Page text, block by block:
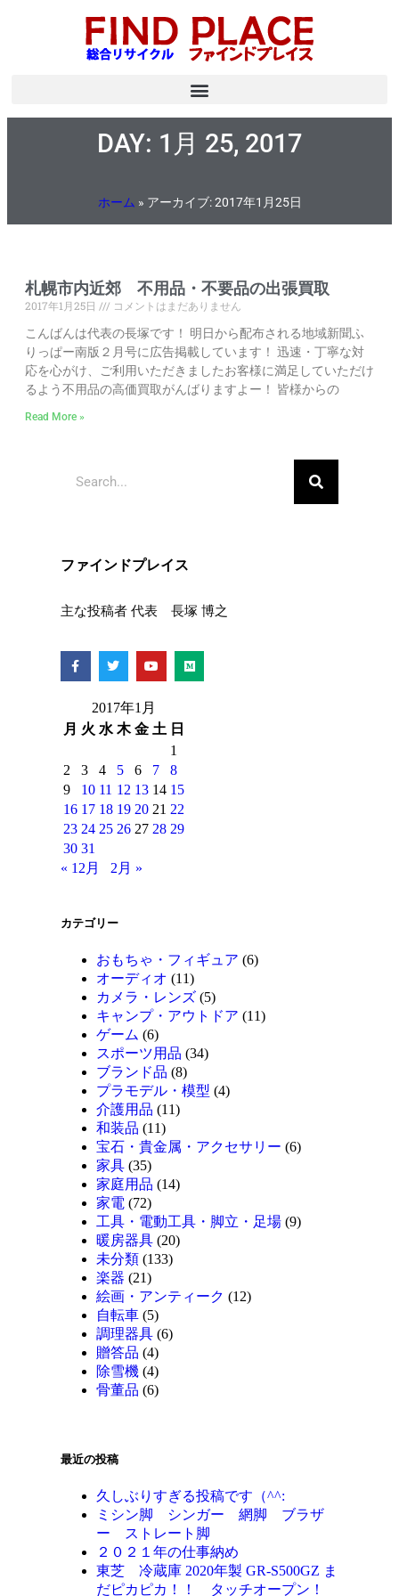
DAY: 1月 25, 2017
ホーム » アーカイブ: 2017年1月25日
札幌市内近郊 不用品・不要品の出張買取
2017年1月25日
コメントはまだありません
こんばんは代表の長塚です！ 明日から配布される地域新聞ふ
りっぱー南版２月号に広告掲載しています！ 迅速・丁寧な対
応を心がけ、ご利用いただきましたお客様に満足していただけ
るよう不用品の高価買取がんばりますよー！ 皆様からの
Read More »
ファインドプレイス
主な投稿者 代表 長塚 博之
2017年1月
月 火 水 木 金 土 日
1
2
3 4 5 6 7
8
9
10 11 12 13 14 15
16 17 18 19 20 21 22
23 24 25 26 27 28 29
30 31
« 12月
2月 »
カテゴリー
おもちゃ・フィギュア (6)
オーディオ (11)
カメラ・レンズ (5)
キャンプ・アウトドア (11)
ゲーム (6)
スポーツ用品 (34)
ブランド品 (8)
プラモデル・模型 (4)
介護用品 (11)
和装品 (11)
宝石・貴金属・アクセサリー (6)
家具 (35)
家庭用品 (14)
家電 (72)
工具・電動工具・脚立・足場 (9)
暖房器具 (20)
未分類 (133)
楽器 (21)
絵画・アンティーク (12)
自転車 (5)
調理器具 (6)
贈答品 (4)
除雪機 (4)
骨董品 (6)
最近の投稿
久しぶりすぎる投稿です（^^:
ミシン脚 シンガー 網脚 ブラザ
ー ストレート脚
２０２１年の仕事納め
東芝 冷蔵庫 2020年製 GR-S500GZ ま
だピカピカ！！ タッチオープン！